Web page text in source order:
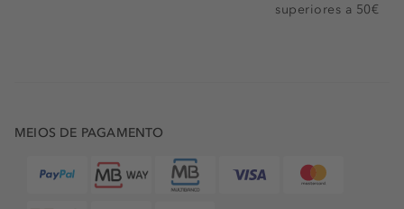
superiores a 50€
MEIOS DE PAGAMENTO